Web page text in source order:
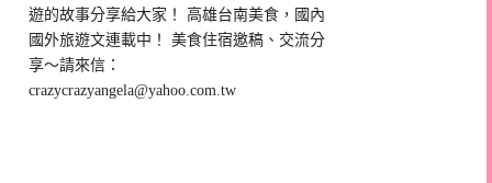
遊的故事分享給大家！ 高雄台南美食，國內
國外旅遊文連載中！ 美食住宿邀稿、交流分
享～請來信：
crazycrazyangela@yahoo.com.tw